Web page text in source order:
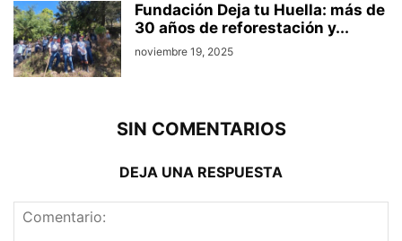
Fundación Deja tu Huella: más de
30 años de reforestación y...
noviembre 19, 2025
SIN COMENTARIOS
DEJA UNA RESPUESTA